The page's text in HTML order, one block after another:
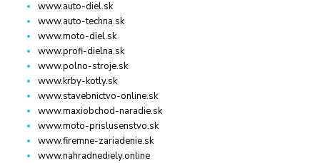
www.auto-diel.sk
www.auto-techna.sk
www.moto-diel.sk
www.profi-dielna.sk
www.polno-stroje.sk
www.krby-kotly.sk
www.stavebnictvo-online.sk
www.maxiobchod-naradie.sk
www.moto-prislusenstvo.sk
www.firemne-zariadenie.sk
www.nahradnediely.online